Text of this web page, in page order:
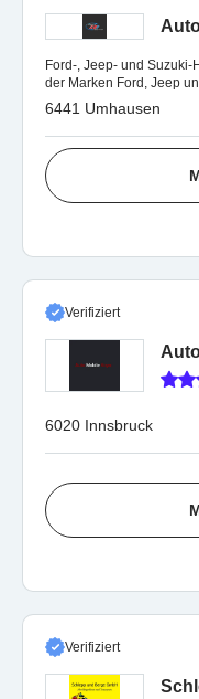
Ford-, Jeep- und
der Marken Ford, Jeep
Marken, sowie
6441 Umhausen
Verifiziert
6020 Innsbruck
Verifiziert